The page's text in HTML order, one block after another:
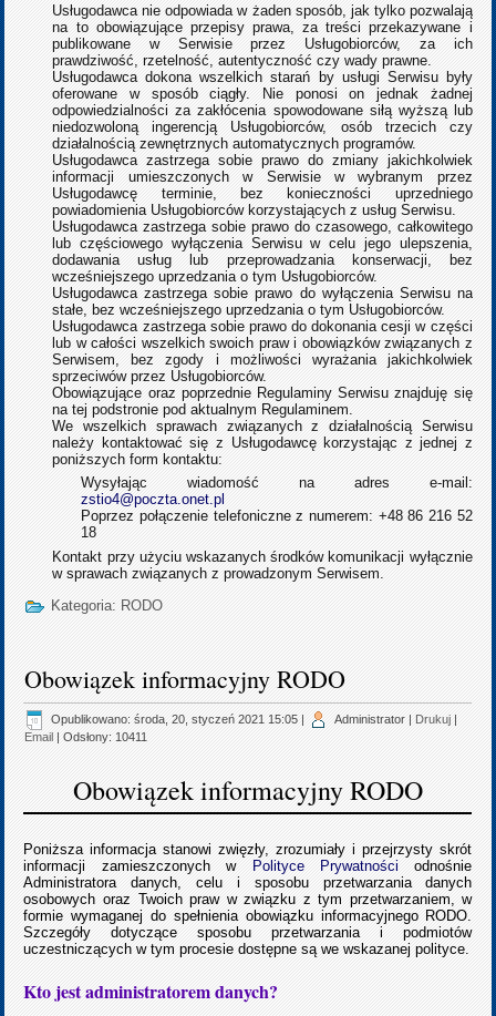
Usługodawca nie odpowiada w żaden sposób, jak tylko pozwalają
na to obowiązujące przepisy prawa, za treści przekazywane i
publikowane w Serwisie przez Usługobiorców, za ich
prawdziwość, rzetelność, autentyczność czy wady prawne.
Usługodawca dokona wszelkich starań by usługi Serwisu były
oferowane w sposób ciągły. Nie ponosi on jednak żadnej
odpowiedzialności za zakłócenia spowodowane siłą wyższą lub
niedozwoloną ingerencją Usługobiorców, osób trzecich czy
działalnością zewnętrznych automatycznych programów.
Usługodawca zastrzega sobie prawo do zmiany jakichkolwiek
informacji umieszczonych w Serwisie w wybranym przez
Usługodawcę terminie, bez konieczności uprzedniego
powiadomienia Usługobiorców korzystających z usług Serwisu.
Usługodawca zastrzega sobie prawo do czasowego, całkowitego
lub częściowego wyłączenia Serwisu w celu jego ulepszenia,
dodawania usług lub przeprowadzania konserwacji, bez
wcześniejszego uprzedzania o tym Usługobiorców.
Usługodawca zastrzega sobie prawo do wyłączenia Serwisu na
stałe, bez wcześniejszego uprzedzania o tym Usługobiorców.
Usługodawca zastrzega sobie prawo do dokonania cesji w części
lub w całości wszelkich swoich praw i obowiązków związanych z
Serwisem, bez zgody i możliwości wyrażania jakichkolwiek
sprzeciwów przez Usługobiorców.
Obowiązujące oraz poprzednie Regulaminy Serwisu znajduję się
na tej podstronie pod aktualnym Regulaminem.
We wszelkich sprawach związanych z działalnością Serwisu
należy kontaktować się z Usługodawcę korzystając z jednej z
poniższych form kontaktu:
Wysyłając wiadomość na adres e-mail:
zstio4@poczta.onet.pl
Poprzez połączenie telefoniczne z numerem: +48 86 216 52
18
Kontakt przy użyciu wskazanych środków komunikacji wyłącznie
w sprawach związanych z prowadzonym Serwisem.
Kategoria: RODO
Obowiązek informacyjny RODO
Opublikowano: środa, 20, styczeń 2021 15:05 | Administrator |Drukuj |
Email | Odsłony: 10411
Obowiązek informacyjny RODO
Poniższa informacja stanowi zwięzły, zrozumiały i przejrzysty skrót
informacji zamieszczonych w
Polityce Prywatności odnośnie
Administratora danych, celu i sposobu przetwarzania danych
osobowych oraz Twoich praw w związku z tym przetwarzaniem, w
formie wymaganej do spełnienia obowiązku informacyjnego RODO.
Szczegóły dotyczące sposobu przetwarzania i podmiotów
uczestniczących w tym procesie dostępne są we wskazanej polityce.
Kto jest administratorem danych?